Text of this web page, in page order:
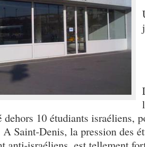
10 étudiants israéliens,
Saint-Denis, la pression des